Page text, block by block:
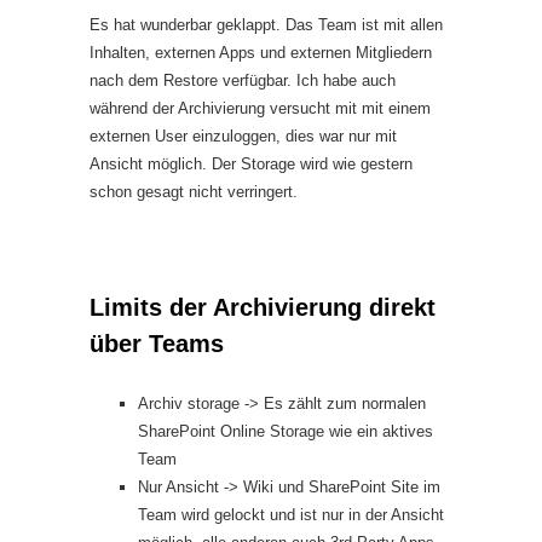
Es hat wunderbar geklappt. Das Team ist mit allen
Inhalten, externen Apps und externen Mitgliedern
nach dem Restore verfügbar. Ich habe auch
während der Archivierung versucht mit mit einem
externen User einzuloggen, dies war nur mit
Ansicht möglich. Der Storage wird wie gestern
schon gesagt nicht verringert.
Limits der Archivierung direkt
über Teams
Archiv storage -> Es zählt zum normalen
SharePoint Online Storage wie ein aktives
Team
Nur Ansicht -> Wiki und SharePoint Site im
Team wird gelockt und ist nur in der Ansicht